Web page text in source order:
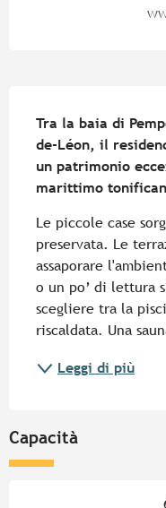
Tra la baia di
de-Léon, il
un patrimonio
marittimo
Le piccole case
preservata. Le
assaporare
o un po’ di lettura
scegliere tra la
riscaldata. Una
Leggi di più
Capacità